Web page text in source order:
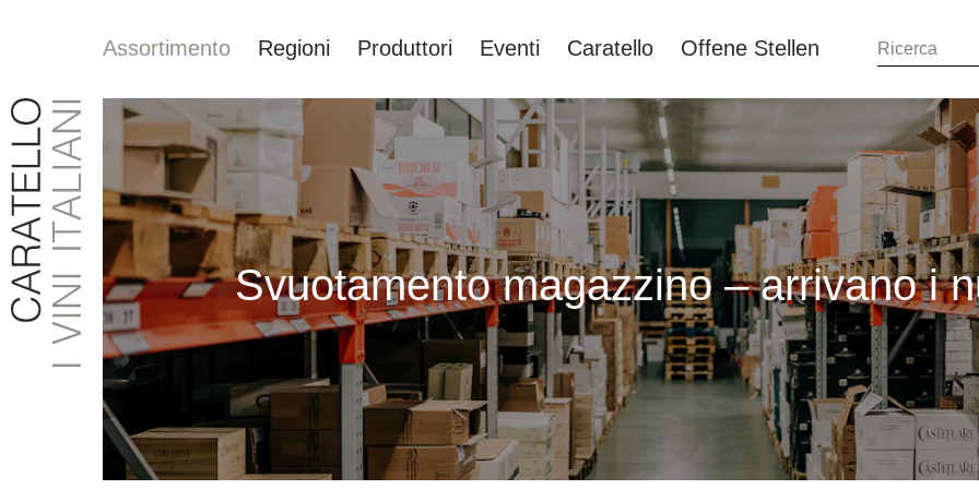
Passa alla navigazione principale
Assortimento Regioni Produttori Eventi Caratello Offene Stellen
Svuotamento magazzino – arrivano i